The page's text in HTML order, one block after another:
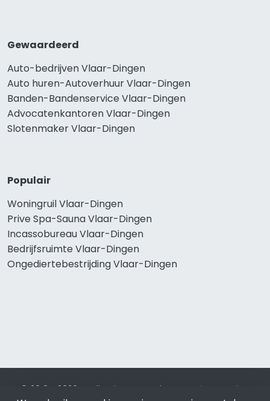
Gewaardeerd
Auto-bedrijven Vlaar-Dingen
Auto huren-Autoverhuur Vlaar-Dingen
Banden-Bandenservice Vlaar-Dingen
Advocatenkantoren Vlaar-Dingen
Slotenmaker Vlaar-Dingen
Populair
Woningruil Vlaar-Dingen
Prive Spa-Sauna Vlaar-Dingen
Incassobureau Vlaar-Dingen
Bedrijfsruimte Vlaar-Dingen
Ongediertebestrijding Vlaar-Dingen
© 2019 - 2026 Realisatie en SEO door SEO-bureau
Lion